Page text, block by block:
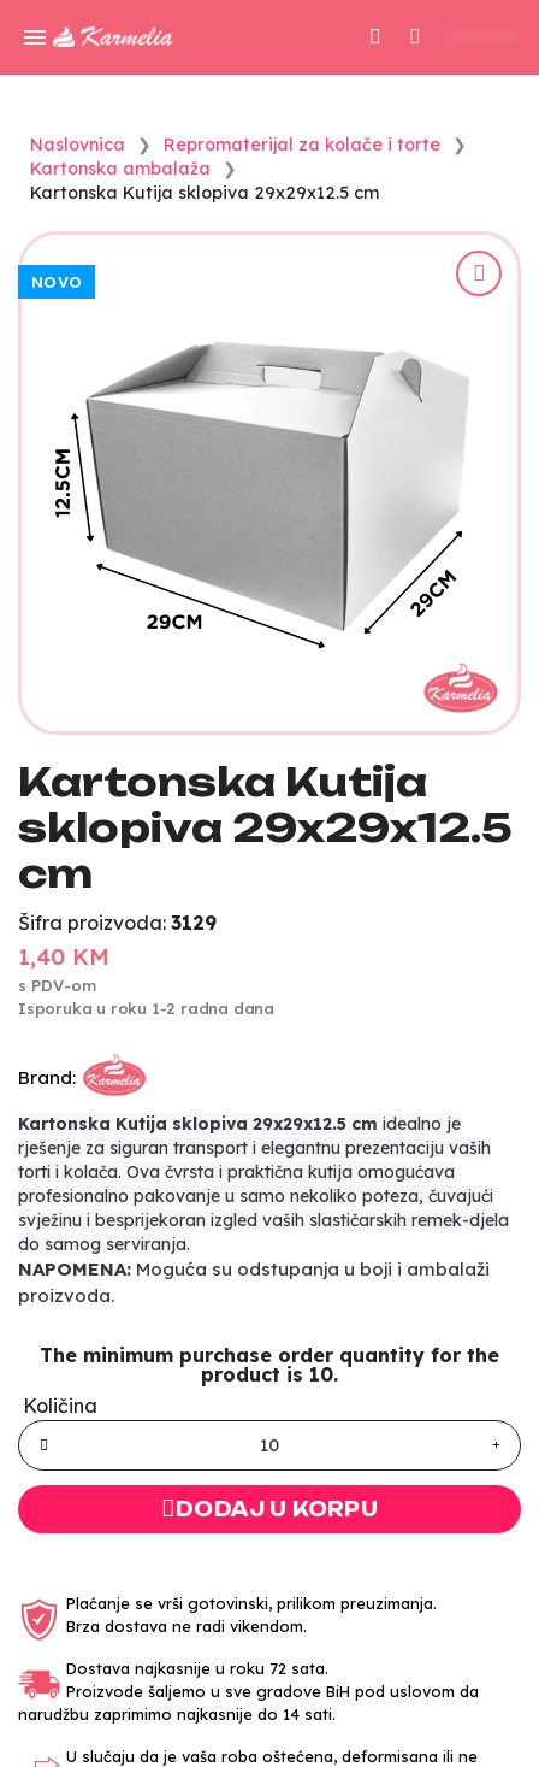
Naslovnica
Repromaterijal za kolače i torte
Kartonska ambalaža
Kartonska Kutija sklopiva 29x29x12.5 cm
NOVO
Kartonska Kutija
sklopiva 29x29x12.5
cm
Šifra proizvoda: 3129
1,40 KM
s PDV-om
Isporuka u roku 1-2 radna dana
Brand:
Kartonska Kutija sklopiva 29x29x12.5 cm idealno je
rješenje za siguran transport i elegantnu prezentaciju vaših
torti i kolača. Ova čvrsta i praktična kutija omogućava
profesionalno pakovanje u samo nekoliko poteza, čuvajući
svježinu i besprijekoran izgled vaših slastičarskih remek-djela
do samog serviranja.
NAPOMENA: Moguća su odstupanja u boji i ambalaži
proizvoda.
The minimum purchase order quantity for the
product is 10.
Količina
DODAJ U KORPU
Plaćanje se vrši gotovinski, prilikom preuzimanja.
Brza dostava ne radi vikendom.
Dostava najkasnije u roku 72 sata.
Proizvode šaljemo u sve gradove BiH pod uslovom da
narudžbu zaprimimo najkasnije do 14 sati.
U slučaju da je vaša roba oštećena, deformisana ili ne